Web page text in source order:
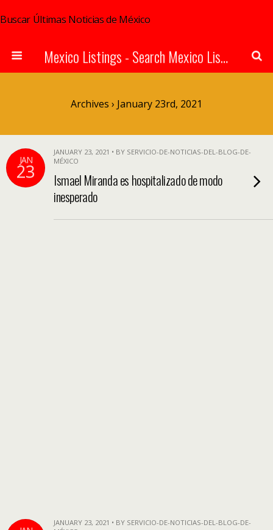
Buscar Últimas Noticias de México
Mexico Listings - Search Mexico Listings Online
Archives › January 23rd, 2021
JAN
23
JANUARY 23, 2021 • BY SERVICIO-DE-NOTICIAS-DEL-BLOG-DE-
MÉXICO
Ismael Miranda es hospitalizado de modo
inesperado
JANUARY 23, 2021 • BY SERVICIO-DE-NOTICIAS-DEL-BLOG-DE-